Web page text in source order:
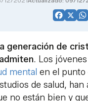
X
generación de
. Los
mental en el punto
de salud, han
no están bien y